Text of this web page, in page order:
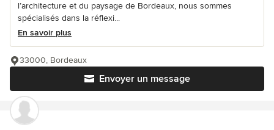
l’architecture et du paysage de Bordeaux, nous sommes
spécialisés dans la réflexi...
En savoir plus
Envoyer un message
33000, Bordeaux